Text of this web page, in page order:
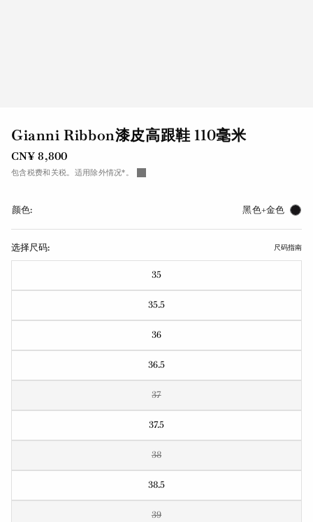
Gianni Ribbon漆皮高跟鞋 110毫米
CN¥ 8,800
包含税费和关税。适用除外情况*。
颜色: 黑色+金色
选择尺码: 尺码指南
35
35.5
36
36.5
37
37.5
38
38.5
39